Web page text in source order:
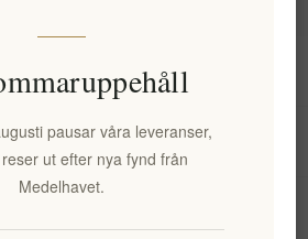
Mitt konto
pausar våra leveranser,
ut efter nya fynd från
Medelhavet.